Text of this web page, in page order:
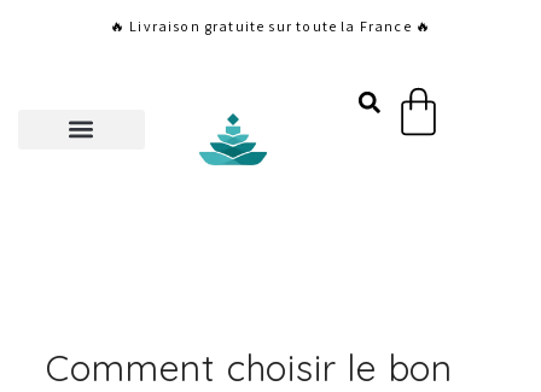
🔥 Livraison gratuite sur toute la France 🔥
Panier
Comment choisir le bon